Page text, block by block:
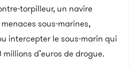
torpilleur, un navire
sous-marines,
intercepter le sous-marin qui
d’euros de drogue.